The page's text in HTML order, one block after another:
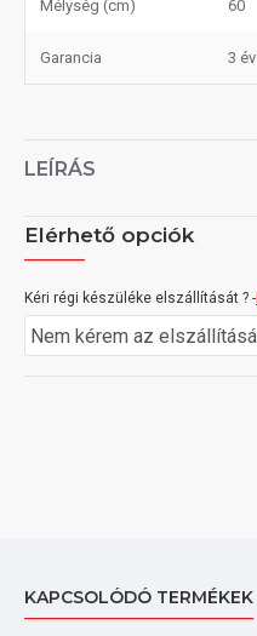
Mélység (cm) 60
Garancia 3 év
LEÍRÁS
Elérhető opciók
Kéri régi készüléke elszállítását ? -
KAPCSOLÓDÓ TERMÉKEK